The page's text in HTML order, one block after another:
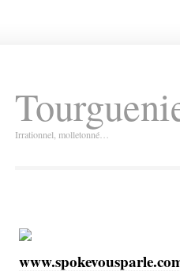
Irrationnel, molletonné…